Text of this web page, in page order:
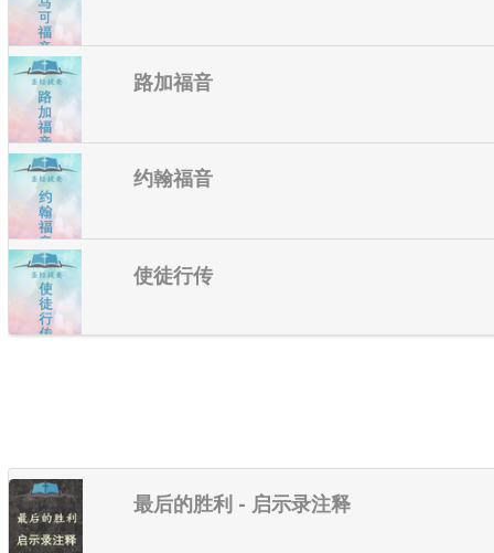
路加福音
约翰福音
使徒行传
最后的胜利 - 启示录注释